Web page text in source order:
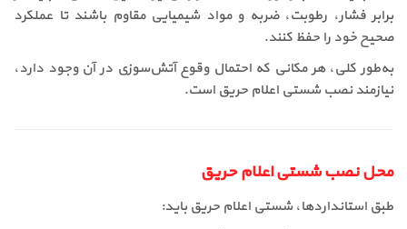
برابر فشار، رطوبت، ضربه و مواد شیمیایی مقاوم باشند تا عملکرد
صحیح خود را حفظ کنند.
به‌طور کلی، هر مکانی که احتمال وقوع آتش‌سوزی در آن وجود دارد،
نیازمند نصب شستی اعلام حریق است.
محل نصب شستی اعلام حریق
طبق استانداردها، شستی اعلام حریق باید: